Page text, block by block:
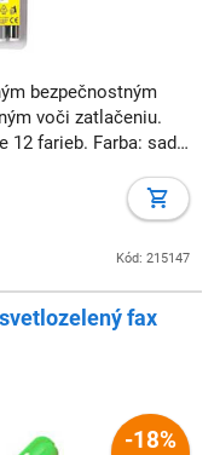
bezpečnostným
voči zatlačeniu.
12 farieb. Farba: sada
Kód: 215147
fax
-18%